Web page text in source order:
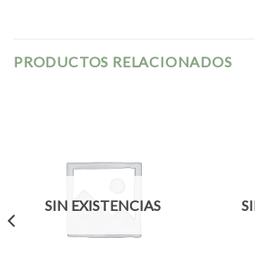
PRODUCTOS RELACIONADOS
SIN EXISTENCIAS